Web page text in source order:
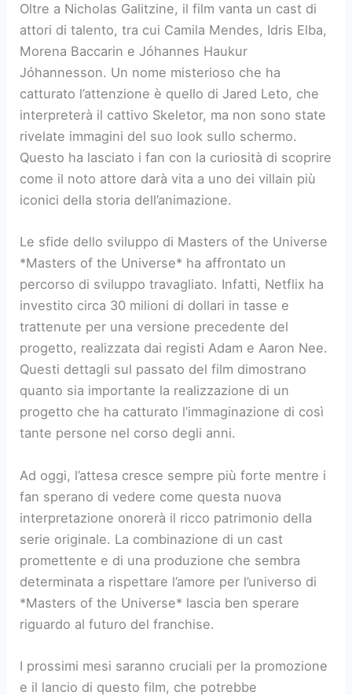
Oltre a Nicholas Galitzine, il film vanta un cast di
attori di talento, tra cui Camila Mendes, Idris Elba,
Morena Baccarin e Jóhannes Haukur
Jóhannesson. Un nome misterioso che ha
catturato l’attenzione è quello di Jared Leto, che
interpreterà il cattivo Skeletor, ma non sono state
rivelate immagini del suo look sullo schermo.
Questo ha lasciato i fan con la curiosità di scoprire
come il noto attore darà vita a uno dei villain più
iconici della storia dell’animazione.
Le sfide dello sviluppo di Masters of the Universe
*Masters of the Universe* ha affrontato un
percorso di sviluppo travagliato. Infatti, Netflix ha
investito circa 30 milioni di dollari in tasse e
trattenute per una versione precedente del
progetto, realizzata dai registi Adam e Aaron Nee.
Questi dettagli sul passato del film dimostrano
quanto sia importante la realizzazione di un
progetto che ha catturato l’immaginazione di così
tante persone nel corso degli anni.
Ad oggi, l’attesa cresce sempre più forte mentre i
fan sperano di vedere come questa nuova
interpretazione onorerà il ricco patrimonio della
serie originale. La combinazione di un cast
promettente e di una produzione che sembra
determinata a rispettare l’amore per l’universo di
*Masters of the Universe* lascia ben sperare
riguardo al futuro del franchise.
I prossimi mesi saranno cruciali per la promozione
e il lancio di questo film, che potrebbe